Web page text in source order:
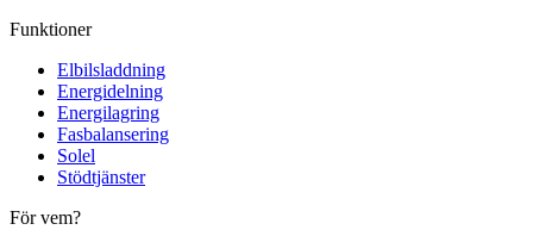
Funktioner
Elbilsladdning
Energidelning
Energilagring
Fasbalansering
Solel
Stödtjänster
För vem?